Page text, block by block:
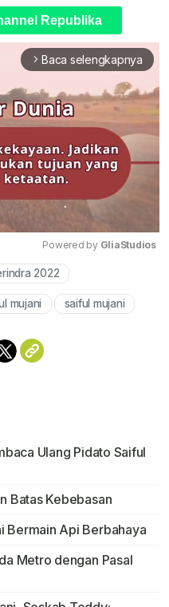
Republika
arrow_forward_ios Baca selengkapnya
Powered by GliaStudios
2022
mujani saiful mujani
Ulang Pidato Saiful
Batas Kebebasan
Bermain Api Berbahaya
Metro dengan Pasal